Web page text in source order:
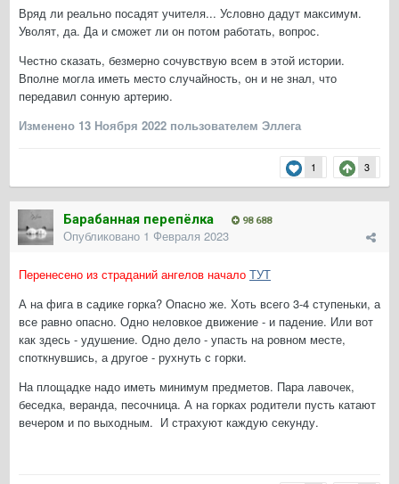
Вряд ли реально посадят учителя... Условно дадут максимум.
Уволят, да. Да и сможет ли он потом работать, вопрос.
Честно сказать, безмерно сочувствую всем в этой истории.
Вполне могла иметь место случайность, он и не знал, что
передавил сонную артерию.
Изменено 13 Ноября 2022 пользователем Эллега
1 3
Барабанная перепёлка 98 688
Опубликовано 1 Февраля 2023
Перенесено из страданий ангелов начало ТУТ
А на фига в садике горка? Опасно же. Хоть всего 3-4 ступеньки, а
все равно опасно. Одно неловкое движение - и падение. Или вот
как здесь - удушение. Одно дело - упасть на ровном месте,
споткнувшись, а другое - рухнуть с горки.
На площадке надо иметь минимум предметов. Пара лавочек,
беседка, веранда, песочница. А на горках родители пусть катают
вечером и по выходным. И страхуют каждую секунду.